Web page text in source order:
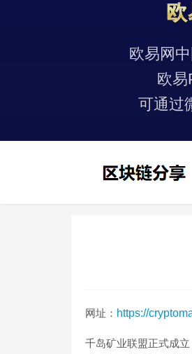
欧易网
欧易
可通过
网址： https://
千岛矿业联盟正式成